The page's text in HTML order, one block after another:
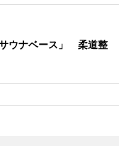
ウナベース」 柔道整